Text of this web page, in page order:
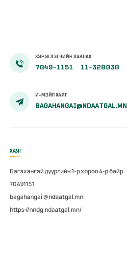
ХЭРЭГЛЭГЧИЙН ЛАВЛАХ
7049-1151 11-328030
И-МЭЙЛ ХАЯГ
BAGAHANGAI@NDAATGAL.MN
ХАЯГ
Багахангай дүүргийн 1-р хороо 4-р байр
70491151
bagahangai @ndaatgal.mn
https://nndg.ndaatgal.mn/